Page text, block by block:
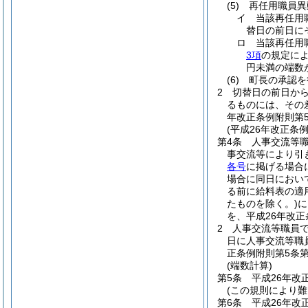
(5)
再任用職員
イ
当該再任用
替日の前日に
ロ
当該再任用
3項の規定に
円未満の端数
(6)
町長の承認
2
切替日の前日か
るものには、その
年改正条例附則第
(平成26年改正条
第4条
人事交流等
事交流等により引
各号に掲げる場合
場合に同日におい
る前に給料表の適
たものを除く。)
を、平成26年改
2
人事交流等職員
日に人事交流等
正条例附則第5条
(端数計算)
第5条
平成26年改
(この規則により
第6条
平成26年改